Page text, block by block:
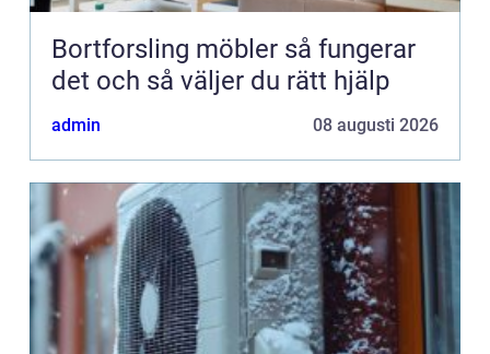
Bortforsling möbler så fungerar
det och så väljer du rätt hjälp
admin 08 augusti 2026